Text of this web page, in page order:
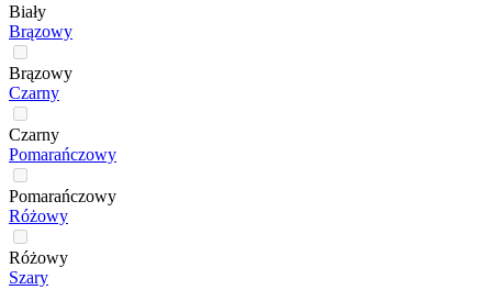
Biały
Brązowy
Brązowy
Czarny
Czarny
Pomarańczowy
Pomarańczowy
Różowy
Różowy
Szary